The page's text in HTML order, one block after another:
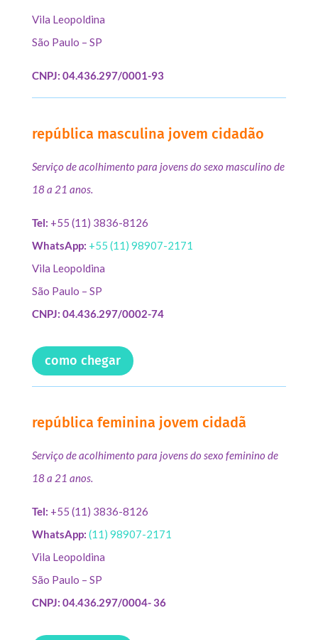
Vila Leopoldina
São Paulo – SP
CNPJ: 04.436.297/0001-93
república masculina jovem cidadão
Serviço de acolhimento para jovens do sexo masculino de
18 a 21 anos.
Tel: +55 (11) 3836-8126
WhatsApp: +55 (11) 98907-2171
Vila Leopoldina
São Paulo – SP
CNPJ: 04.436.297/0002-74
como chegar
república feminina jovem cidadã
Serviço de acolhimento para jovens do sexo feminino de
18 a 21 anos.
Tel: +55 (11) 3836-8126
WhatsApp: (11) 98907-2171
Vila Leopoldina
São Paulo – SP
CNPJ: 04.436.297/0004- 36